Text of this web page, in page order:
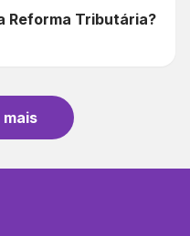
Reforma Tributária?